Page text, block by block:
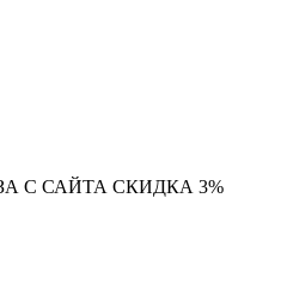
С САЙТА СКИДКА 3%